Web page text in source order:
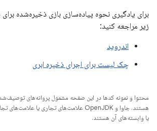
برای یادگیری نحوه پیاده‌سازی بازی ذخیره‌شده برای
زیر مراجعه کنید:
اندروید
چک لیست برای اجرای ذخیره ابری
محتوا و نمونه کدها در این صفحه مشمول پروانه‌های
یا وابسته‌های آن هستند.